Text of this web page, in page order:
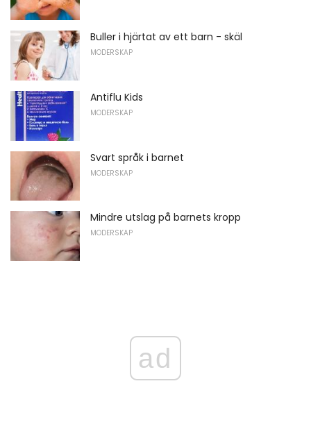
Buller i hjärtat av ett barn - skäl
MODERSKAP
Antiflu Kids
MODERSKAP
Svart språk i barnet
MODERSKAP
Mindre utslag på barnets kropp
MODERSKAP
ad